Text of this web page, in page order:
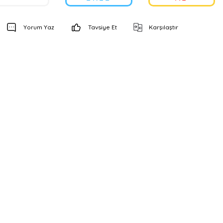
Yorum Yaz Tavsiye Et Karşılaştır